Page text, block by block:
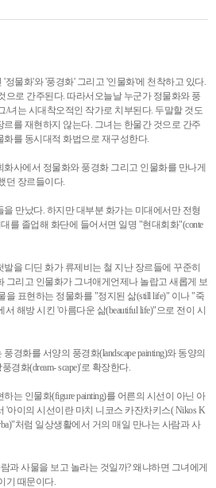
정물화'와 '풍경화' 그리고 '인물화'에 천착하고 있다.
으로 간주된다. 따라서오늘날 누군가 정물화와 풍
/녀는 시대착오적인 작가로 치부된다. 두말할 것도
를 재현하지 않는다. 그녀는 한물간 것으로 간주
를 동시대적 화법으로 재구성한다.
사에서 정물화와 풍경화 그리고 인물화를 만나게
던 장르들이다.
만났다. 하지만 대부분 화가는 미대에서만 전형
를 졸업해 화단에 들어서면 일명 "현대회화"(conte
을 디딘 화가 류제비는 철 지난 장르들에 꾸준히
그리고 인물화가 그녀애게언제나 놀랍고 새롭게 보
을 표현하는 정물화를 "정지된 삶(still life)" 이나 "죽
서 해방 시킨 '아름다운 삶(beautiful life)"으로 전이 시
경화를 서양의 풍경화(landscape painting)와 동양의
경화(dream- scape)'로 확장한다.
는 인물화(figure painting)를 어른의 시선이 아닌 아
'아이의 시선이란 마치 니코스 카잔차키스( Nikos K
처럼 일상생활에서 거의 매일 만나는 사람과 사
과 사물을 보고 놀라는 것일까? 왜냐하면 그녀에게
기 때문이다.